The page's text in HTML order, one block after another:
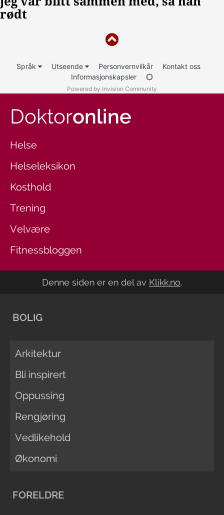
Språk Utseende Personvernvilkår
Kontakt oss
Informasjonskapsler
Powered by Invision Community
Doktoronline
Helse
Helseleksikon
Kosthold
Trening
Velvære
Fitnessbloggen
Denne siden er en del av Klikk.no.
BOLIG
Arkitektur
Bli inspirert
Oppussing
Rengjøring
Vedlikehold
Økonomi
FORELDRE